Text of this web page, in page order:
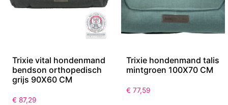
Trixie vital hondenmand
bendson orthopedisch
grijs 90X60 CM
€ 87,29
Trixie hondenmand talis
mintgroen 100X70 CM
€ 77,59